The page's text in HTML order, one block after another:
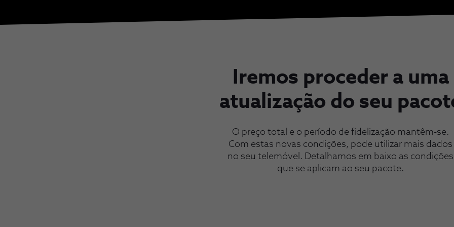
Iremos proceder a uma
atualização do seu
O preço total e o período de fidelização mantêm-se.
Com estas novas condições, pode utilizar mais dados
no seu telemóvel. Detalhamos em baixo as condições
que se aplicam ao seu pacote.